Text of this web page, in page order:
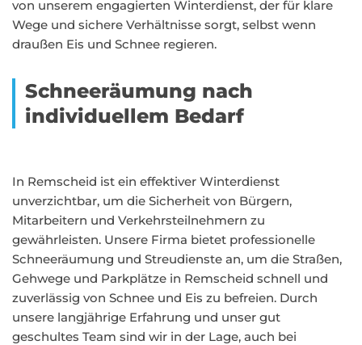
von unserem engagierten Winterdienst, der für klare
Wege und sichere Verhältnisse sorgt, selbst wenn
draußen Eis und Schnee regieren.
Schneeräumung nach
individuellem Bedarf
In Remscheid ist ein effektiver Winterdienst
unverzichtbar, um die Sicherheit von Bürgern,
Mitarbeitern und Verkehrsteilnehmern zu
gewährleisten. Unsere Firma bietet professionelle
Schneeräumung und Streudienste an, um die Straßen,
Gehwege und Parkplätze in Remscheid schnell und
zuverlässig von Schnee und Eis zu befreien. Durch
unsere langjährige Erfahrung und unser gut
geschultes Team sind wir in der Lage, auch bei